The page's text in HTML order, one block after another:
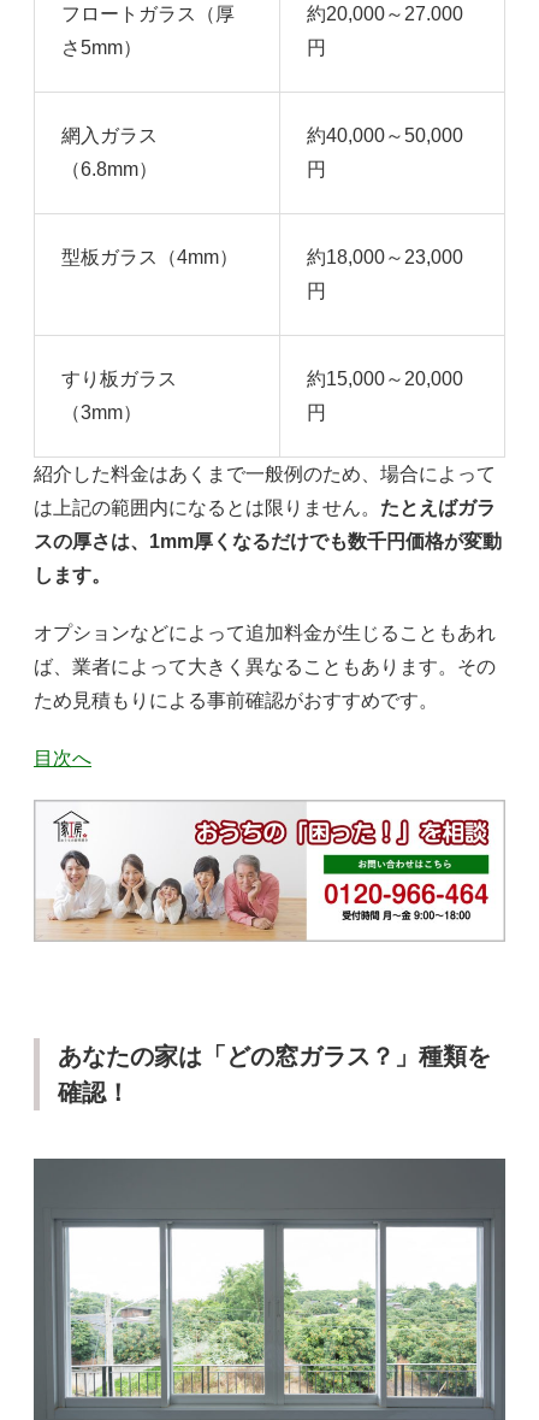
フロートガラス（厚
さ5mm）
約20,000～27.000
円
網入ガラス
（6.8mm）
約40,000～50,000
円
型板ガラス（4mm）
約18,000～23,000
円
すり板ガラス
（3mm）
約15,000～20,000
円
紹介した料金はあくまで一般例のため、場合によって
は上記の範囲内になるとは限りません。 たとえばガラ
スの厚さは、1mm厚くなるだけでも数千円価格が変動
します。
オプションなどによって追加料金が生じることもあれ
ば、業者によって大きく異なることもあります。その
ため見積もりによる事前確認がおすすめです。
目次へ
あなたの家は「どの窓ガラス？」種類を
確認！